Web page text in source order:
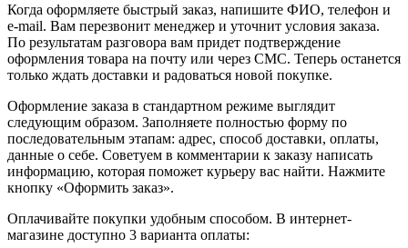
Когда оформляете быстрый заказ, напишите ФИО, телефон и
e-mail. Вам перезвонит менеджер и уточнит условия заказа.
По результатам разговора вам придет подтверждение
оформления товара на почту или через СМС. Теперь останется
только ждать доставки и радоваться новой покупке.
Оформление заказа в стандартном режиме выглядит
следующим образом. Заполняете полностью форму по
последовательным этапам: адрес, способ доставки, оплаты,
данные о себе. Советуем в комментарии к заказу написать
информацию, которая поможет курьеру вас найти. Нажмите
кнопку «Оформить заказ».
Оплачивайте покупки удобным способом. В интернет-
магазине доступно 3 варианта оплаты: